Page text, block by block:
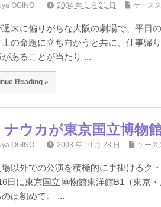
OGINO 2004 年 1 月 21 日 ケース
末に偏りがちな大阪の劇場で、平日
上の命題に立ち向かうと共に、仕事帰
あることが当たり ...
Reading »
ナウカが東京国立博物
OGINO 2003 年 10 月 28 日 ケース
場以外での公演を積極的に手掛けるク
日に東京国立博物館東洋館B1（東京
のは初めて。 ...